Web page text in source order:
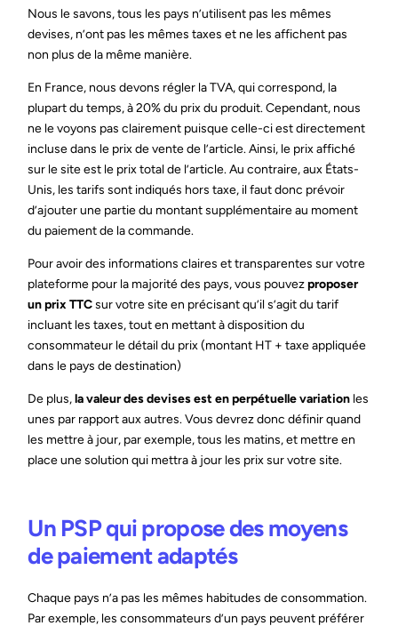
Nous le savons, tous les pays n’utilisent pas les mêmes
devises, n’ont pas les mêmes taxes et ne les affichent pas
non plus de la même manière.
En France, nous devons régler la TVA, qui correspond, la
plupart du temps, à 20% du prix du produit. Cependant, nous
ne le voyons pas clairement puisque celle-ci est directement
incluse dans le prix de vente de l’article. Ainsi, le prix affiché
sur le site est le prix total de l’article. Au contraire, aux États-
Unis, les tarifs sont indiqués hors taxe, il faut donc prévoir
d’ajouter une partie du montant supplémentaire au moment
du paiement de la commande.
Pour avoir des informations claires et transparentes sur votre
plateforme pour la majorité des pays, vous pouvezproposer
un prix TTCsur votre site en précisant qu’il s’agit du tarif
incluant les taxes, tout en mettant à disposition du
consommateur le détail du prix (montant HT + taxe appliquée
dans le pays de destination)
De plus,la valeur des devises est en perpétuelle variation les
unes par rapport aux autres. Vous devrez donc définir quand
les mettre à jour, par exemple, tous les matins, et mettre en
place une solution qui mettra à jour les prix sur votre site.
Un PSP qui propose des moyens
de paiement adaptés
Chaque pays n’a pas les mêmes habitudes de consommation.
Par exemple, les consommateurs d’un pays peuvent préférer